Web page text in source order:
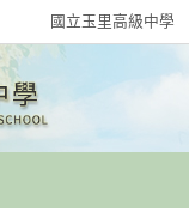
國立玉里高級中學